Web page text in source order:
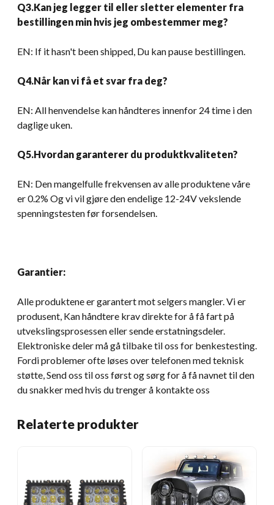
Q3.Kan jeg legger til eller sletter elementer fra
bestillingen min hvis jeg ombestemmer meg?
EN: If it hasn't been shipped , Du kan pause bestillingen.
Q4.Når kan vi få et svar fra deg?
EN: All henvendelse kan håndteres innenfor 24 time i den
daglige uken.
Q5.Hvordan garanterer du produktkvaliteten?
EN: Den mangelfulle frekvensen av alle produktene våre
er 0.2% Og vi vil gjøre den endelige 12-24V vekslende
spenningstesten før forsendelsen.
Garantier:
Alle produktene er garantert mot selgers mangler. Vi er
produsent, Kan håndtere krav direkte for å få fart på
utvekslingsprosessen eller sende erstatningsdeler.
Elektroniske deler må gå tilbake til oss for benkestesting.
Fordi problemer ofte løses over telefonen med teknisk
støtte, Send oss ​​til oss først og sørg for å få navnet til den
du snakker med hvis du trenger å kontakte oss
Relaterte produkter